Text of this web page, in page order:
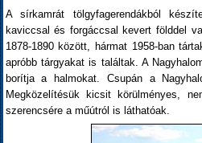
A sírkamrát tölgyfagerendákból
kaviccsal és forgáccsal kevert földdel
1878-1890 között, hármat 1958-ban
apróbb tárgyakat is találtak. A
borítja a halmokat. Csupán a
Megközelítésük kicsit körülményes,
szerencsére a műútról is láthatóak.